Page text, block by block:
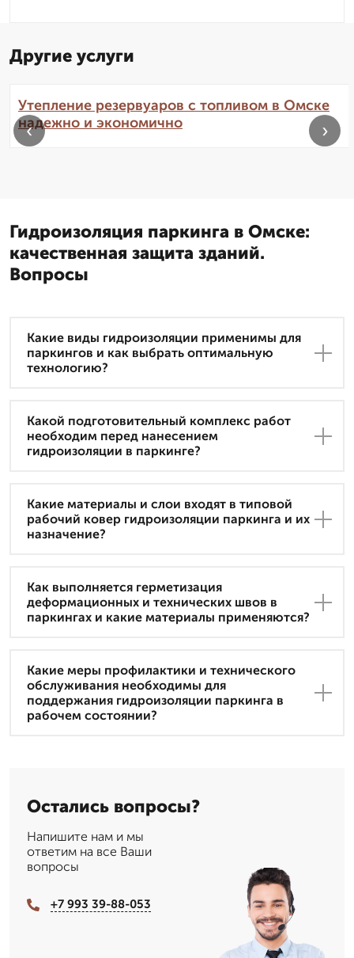
Другие услуги
Утепление резервуаров с топливом в Омске
надежно и экономично
‹ ›
Гидроизоляция паркинга в Омске:
качественная защита зданий.
Вопросы
Какие виды гидроизоляции применимы для
паркингов и как выбрать оптимальную
технологию?
Какой подготовительный комплекс работ
необходим перед нанесением
гидроизоляции в паркинге?
Какие материалы и слои входят в типовой
рабочий ковер гидроизоляции паркинга и их
назначение?
Как выполняется герметизация
деформационных и технических швов в
паркингах и какие материалы применяются?
Какие меры профилактики и технического
обслуживания необходимы для
поддержания гидроизоляции паркинга в
рабочем состоянии?
Остались вопросы?
Напишите нам и мы
ответим на все Ваши
вопросы
+7 993 39-88-053